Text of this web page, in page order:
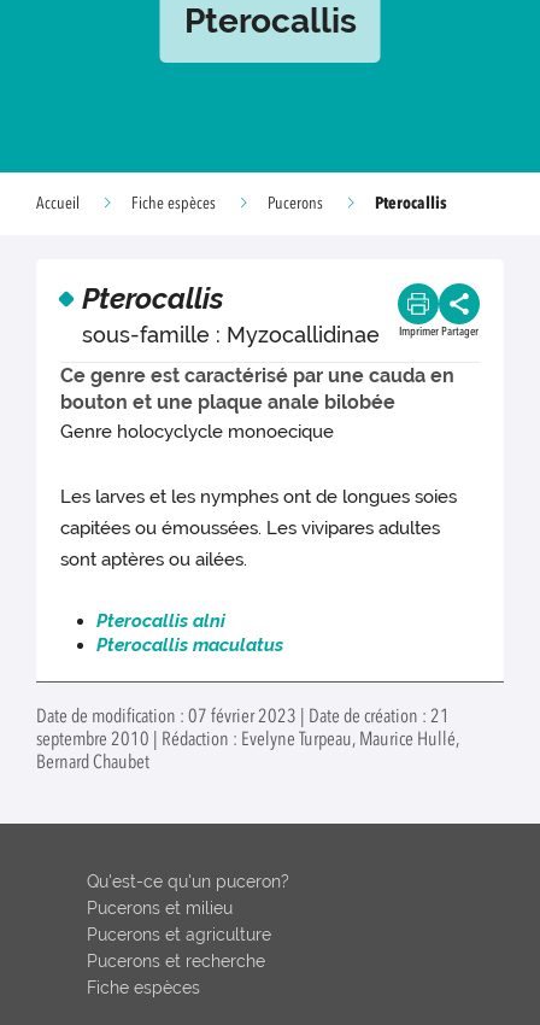
Pterocallis
Accueil Fiche espèces Pucerons Pterocallis
Pterocallis
sous-famille : Myzocallidinae Imprimer Partager
Ce genre est caractérisé par une cauda en
bouton et une plaque anale bilobée
Genre holocyclycle monoecique
Les larves et les nymphes ont de longues soies
capitées ou émoussées. Les vivipares adultes
sont aptères ou ailées.
Pterocallis alni
Pterocallis maculatus
Date de modification : 07 février 2023 | Date de création : 21
septembre 2010 | Rédaction : Evelyne Turpeau, Maurice Hullé,
Bernard Chaubet
Qu'est-ce qu'un puceron?
Pucerons et milieu
Pucerons et agriculture
Pucerons et recherche
Fiche espèces